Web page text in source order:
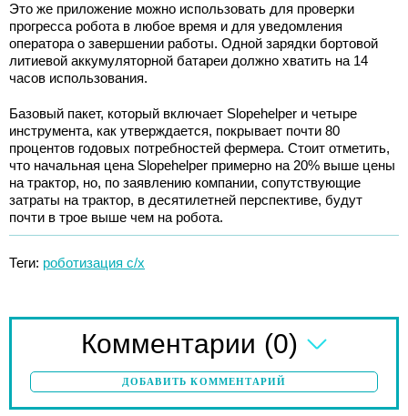
Это же приложение можно использовать для проверки
прогресса робота в любое время и для уведомления
оператора о завершении работы. Одной зарядки бортовой
литиевой аккумуляторной батареи должно хватить на 14
часов использования.
Базовый пакет, который включает Slopehelper и четыре
инструмента, как утверждается, покрывает почти 80
процентов годовых потребностей фермера. Стоит отметить,
что начальная цена Slopehelper примерно на 20% выше цены
на трактор, но, по заявлению компании, сопутствующие
затраты на трактор, в десятилетней перспективе, будут
почти в трое выше чем на робота.
Теги: роботизация с/х
Комментарии (0)
ДОБАВИТЬ КОММЕНТАРИЙ